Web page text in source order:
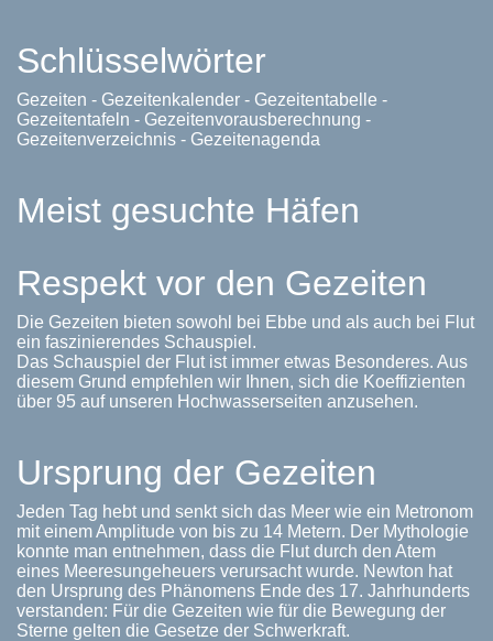
Schlüsselwörter
Gezeiten - Gezeitenkalender - Gezeitentabelle -
Gezeitentafeln - Gezeitenvorausberechnung -
Gezeitenverzeichnis - Gezeitenagenda
Meist gesuchte Häfen
Respekt vor den Gezeiten
Die Gezeiten bieten sowohl bei Ebbe und als auch bei Flut
ein faszinierendes Schauspiel.
Das Schauspiel der Flut ist immer etwas Besonderes. Aus
diesem Grund empfehlen wir Ihnen, sich die Koeffizienten
über 95 auf unseren Hochwasserseiten anzusehen.
Ursprung der Gezeiten
Jeden Tag hebt und senkt sich das Meer wie ein Metronom
mit einem Amplitude von bis zu 14 Metern. Der Mythologie
konnte man entnehmen, dass die Flut durch den Atem
eines Meeresungeheuers verursacht wurde. Newton hat
den Ursprung des Phänomens Ende des 17. Jahrhunderts
verstanden: Für die Gezeiten wie für die Bewegung der
Sterne gelten die Gesetze der Schwerkraft.